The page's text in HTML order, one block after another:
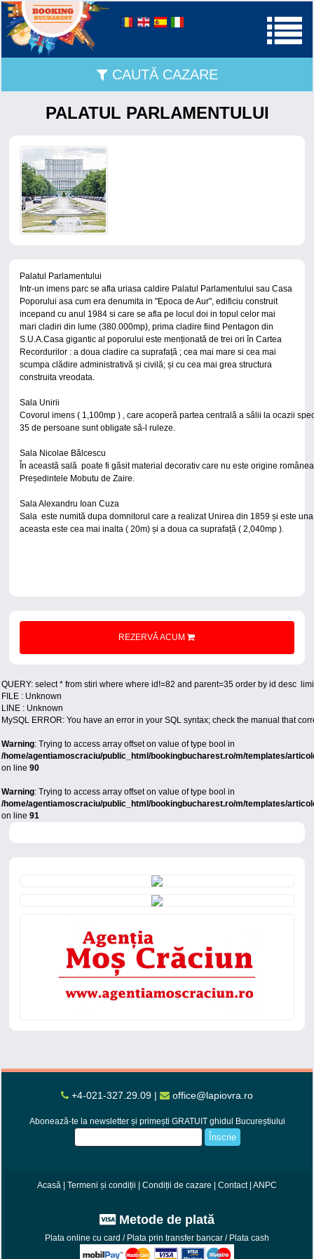
CAUTĂ CAZARE
PALATUL PARLAMENTULUI
Palatul Parlamentului
Intr-un imens parc se afla uriasa caldire Palatul Parlamentului sau Casa
Poporului asa cum era denumita in "Epoca de Aur", edificiu construit
incepand cu anul 1984 si care se afla pe locul doi in topul celor mai
mari cladiri din lume (380.000mp), prima cladire fiind Pentagon din
S.U.A.Casa gigantic al poporului este menționată de trei ori în Cartea
Recordurilor : a doua cladire ca suprafață ; cea mai mare si cea mai
scumpa clădire administrativă și civilă; și cu cea mai grea structura
construita vreodata.
Sala Unirii
Covorul imens ( 1,100mp ) , care acoperă partea centrală a sălii la ocazii
35 de persoane sunt obligate să-l ruleze.
Sala Nicolae Bălcescu
În această sală  poate fi găsit material decorativ care nu este origine
Președintele Mobutu de Zaire.
Sala Alexandru Ioan Cuza
Sala  este numită dupa domnitorul care a realizat Unirea din 1859 și este
aceasta este cea mai inalta ( 20m) și a doua ca suprafață ( 2,040mp ).
REZERVĂ ACUM
QUERY: select * from stiri where where id!=82 and parent=35 order by id desc
FILE : Unknown
LINE : Unknown
MySQL ERROR: You have an error in your SQL syntax; check the manual that
Warning: Trying to access array offset on value of type bool in
/home/agentiamoscraciu/public_html/bookingbucharest.ro/m/templates/
on line 90
Warning: Trying to access array offset on value of type bool in
/home/agentiamoscraciu/public_html/bookingbucharest.ro/m/templates/
on line 91
+4-021-327.29.09 | office@lapiovra.ro
Abonează-te la newsletter și primești GRATUIT ghidul Bucureștiului
Înscrie
Acasă | Termeni și condiții | Condiții de cazare | Contact| ANPC
Metode de plată
Plata online cu card / Plata prin transfer bancar / Plata cash